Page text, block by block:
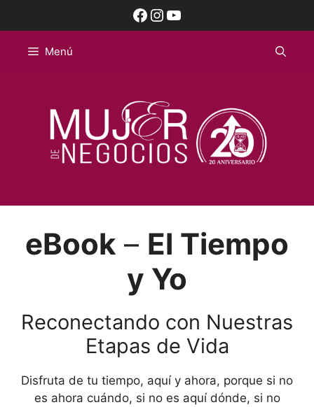
Facebook
Instagram
YouTube
Menú
eBook – El Tiempo
y Yo
Reconectando con Nuestras
Etapas de Vida
Disfruta de tu tiempo, aquí y ahora, porque si no
es ahora cuándo, si no es aquí dónde, si no